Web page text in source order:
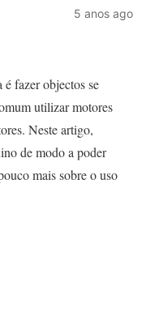
5 anos ago
fazer objectos se
utilizar motores
Neste artigo,
de modo a poder
mais sobre o uso